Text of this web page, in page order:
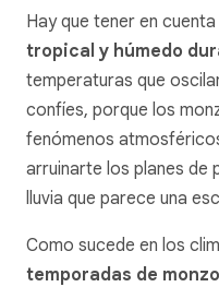
Hay que tener en cuenta
tropical y húmedo
temperaturas que
confíes, porque los
fenómenos
arruinarte los planes de
lluvia que parece una
Como sucede en los
temporadas de